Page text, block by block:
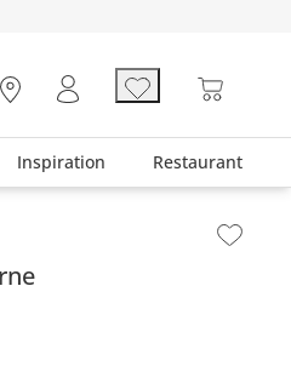
Inspiration Restaurant
Zum Seitenende